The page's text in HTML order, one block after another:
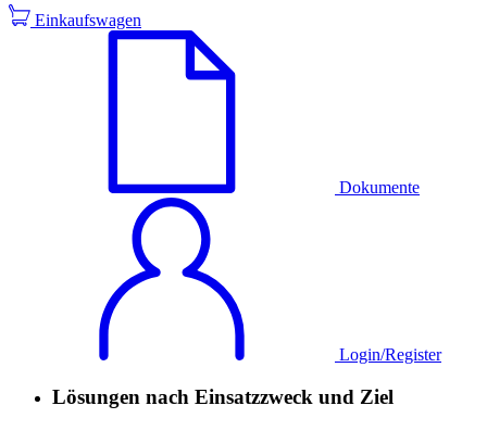
Einkaufswagen
Dokumente
Login/Register
Lösungen nach Einsatzzweck und Ziel